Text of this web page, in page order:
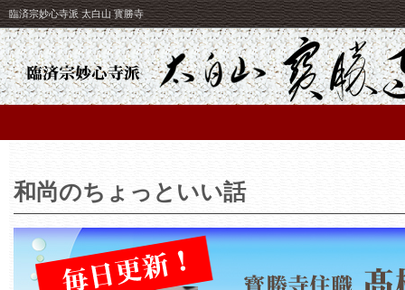
臨済宗妙心寺派 太白山 寳勝寺
和尚のちょっといい話